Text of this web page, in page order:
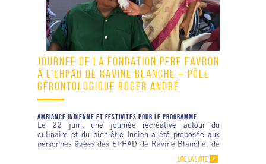
JOURNÉE DE LA FONDATION PÈRE FAVRON
À L’EHPAD DE RAVINE BLANCHE – PÔLE
GÉRONTOLOGIQUE ROGER ANDRÉ
AMBIANCE INDIENNE ET FESTIVITÉS POUR LE PROGRAMME
Le 22 juin, une journée récréative autour du
culinaire et du bien-être Indien a été proposée aux
personnes âgées des EPHAD de Ravine Blanche, de
Bras Long et de Bois d’Olive, ainsi qu’à d’autres
LIRE LA SUITE